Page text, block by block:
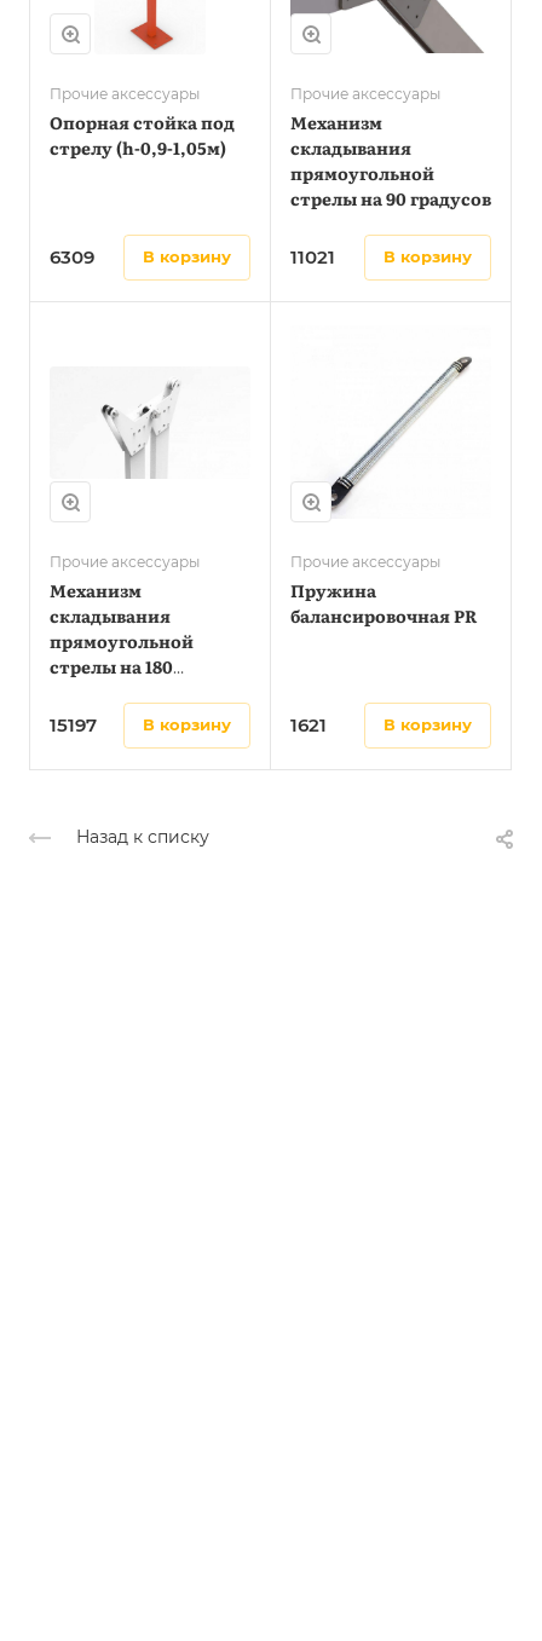
Прочие аксессуары
Опорная стойка под
стрелу (h-0,9-1,05м)
6309 в корзину
Прочие аксессуары
Механизм
складывания
прямоугольной
стрелы на 90 градусов
11021 в корзину
Прочие аксессуары
Механизм
складывания
прямоугольной
стрелы на 180
60х21
15197 в корзину
Прочие аксессуары
Пружина
балансировочная PR
1621 в корзину
Назад к списку